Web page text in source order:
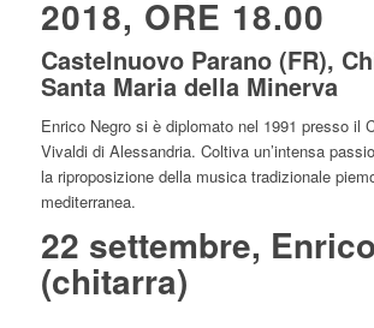
2018, ORE 18.00
Castelnuovo Parano (FR),
Santa Maria della Minerva
Enrico Negro si è diplomato nel 1991 presso il
Vivaldi di Alessandria. Coltiva un’intensa
la riproposizione della musica tradizionale
mediterranea.
22 settembre,
(chitarra)